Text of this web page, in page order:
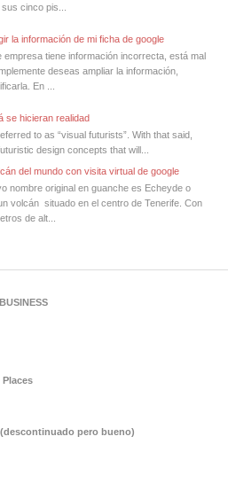
cinco pis...
la información de mi ficha de google
empresa tiene información incorrecta, está mal
deseas ampliar la información,
En ...
se hicieran realidad
to as “visual futurists”. With that said,
design concepts that will...
del mundo con visita virtual de google
nombre original en guanche es Echeyde o
volcán situado en el centro de Tenerife. Con
de alt...
pero bueno)